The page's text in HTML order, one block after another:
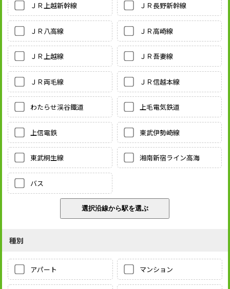
ＪＲ上越新幹線 ＪＲ長野新幹線
ＪＲ八高線 ＪＲ高崎線
ＪＲ上越線 ＪＲ吾妻線
ＪＲ両毛線 ＪＲ信越本線
わたらせ渓谷鐵道 上毛電気鉄道
上信電鉄 東武伊勢崎線
東武桐生線 湘南新宿ライン高海
バス
種別
アパート マンション